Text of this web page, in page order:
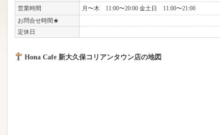
営業時間
月〜木 11:00〜20:00 金土日 11:00〜21:00
お問合せ時間★
定休日
Hona Cafe 新大久保コリアンタウン店の地図